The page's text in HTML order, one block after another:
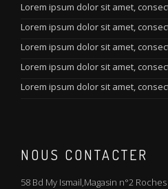
Lorem ipsum dolor sit amet,
Lorem ipsum dolor sit amet,
Lorem ipsum dolor sit amet,
Lorem ipsum dolor sit amet,
Lorem ipsum dolor sit amet,
NOUS CONTACTER
58 Bd My Ismail,Magasin n°2